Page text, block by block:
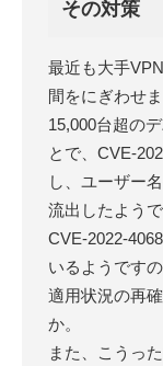
その対策
最近も大手
間をにぎわせま
15,000台超の
とで、CVE-
し、ユーザー
流出したようで
CVE-2022-
いるようです
適用状況の再
か。
また、こうっ